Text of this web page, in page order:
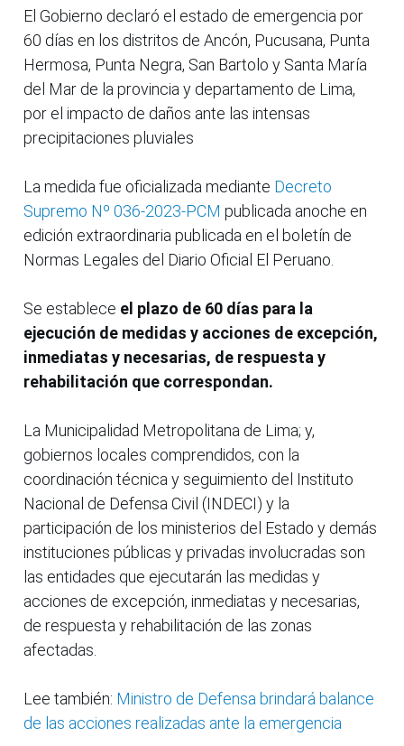
El Gobierno declaró el estado de emergencia por
60 días en los distritos de Ancón, Pucusana, Punta
Hermosa, Punta Negra, San Bartolo y Santa María
del Mar de la provincia y departamento de Lima,
por el impacto de daños ante las intensas
precipitaciones pluviales
La medida fue oficializada mediante Decreto
Supremo Nº 036-2023-PCM publicada anoche en
edición extraordinaria publicada en el boletín de
Normas Legales del Diario Oficial El Peruano.
Se establece el plazo de 60 días para la
ejecución de medidas y acciones de excepción,
inmediatas y necesarias, de respuesta y
rehabilitación que correspondan.
La Municipalidad Metropolitana de Lima; y,
gobiernos locales comprendidos, con la
coordinación técnica y seguimiento del Instituto
Nacional de Defensa Civil (INDECI) y la
participación de los ministerios del Estado y demás
instituciones públicas y privadas involucradas son
las entidades que ejecutarán las medidas y
acciones de excepción, inmediatas y necesarias,
de respuesta y rehabilitación de las zonas
afectadas.
Lee también: Ministro de Defensa brindará balance
de las acciones realizadas ante la emergencia